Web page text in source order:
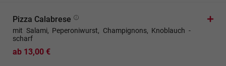
Pizza Calabrese
mit Salami, Peperoniwurst, Champignons, Knoblauch -
scharf
ab 13,00 €